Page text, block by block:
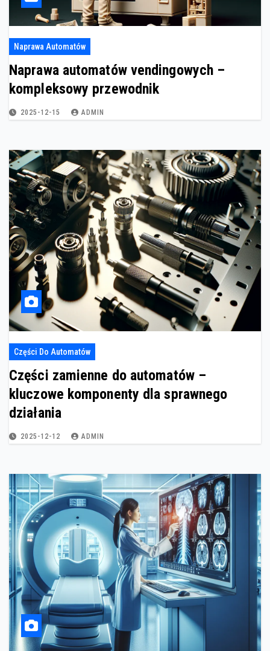
Naprawa Automatów
Naprawa automatów vendingowych –
kompleksowy przewodnik
2025-12-15 ADMIN
Części Do Automatów
Części zamienne do automatów –
kluczowe komponenty dla sprawnego
działania
2025-12-12 ADMIN